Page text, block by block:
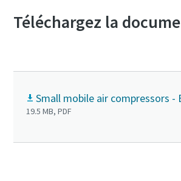
Téléchargez la
Small mobile air compressors -
19.5 MB, PDF